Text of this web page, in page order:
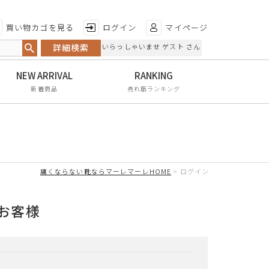
買い物カゴを見る ログイン マイページ
詳細検索 いらっしゃいませ ゲスト さん
新着商品 売れ筋ランキング
痛くならない靴ならマーレマーレHOME ログイン
客様
特徴から探す
日本製
手染め
甲高・幅広
屈曲性